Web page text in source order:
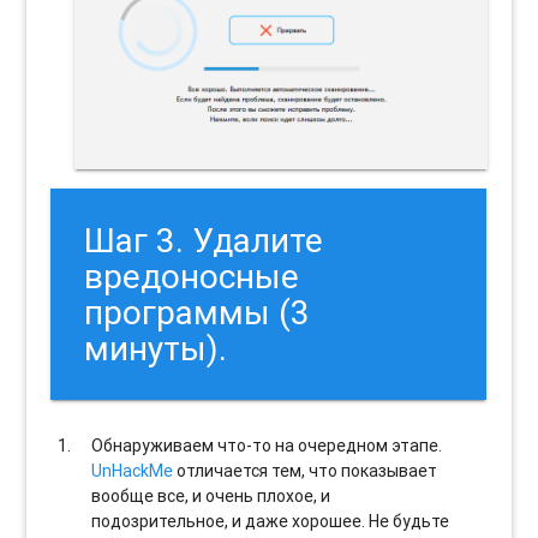
Шаг 3. Удалите
вредоносные
программы (3
минуты).
Обнаруживаем что-то на очередном этапе.
UnHackMeотличается тем, что показывает
вообще все, и очень плохое, и
подозрительное, и даже хорошее. Не будьте